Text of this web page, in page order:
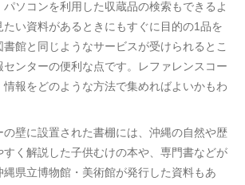
ソコンを利用した収蔵品の検索もできるよ
たい資料があるときにもすぐに目的の1品を
館と同じようなサービスが受けられるとこ
センターの便利な点です。レファレンスコー
報をどのような方法で集めればよいかもわ
の壁に設置された書棚には、沖縄の自然や歴
すく解説した子供むけの本や、専門書などが
縄県立博物館・美術館が発行した資料もあ